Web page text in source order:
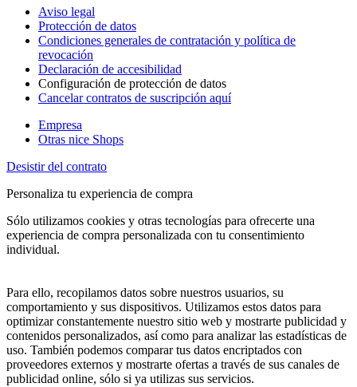
Aviso legal
Protección de datos
Condiciones generales de contratación y política de
revocación
Declaración de accesibilidad
Configuración de protección de datos
Cancelar contratos de suscripción aquí
Empresa
Otras nice Shops
Desistir del contrato
Personaliza tu experiencia de compra
Sólo utilizamos cookies y otras tecnologías para ofrecerte una
experiencia de compra personalizada con tu consentimiento
individual.
Para ello, recopilamos datos sobre nuestros usuarios, su
comportamiento y sus dispositivos. Utilizamos estos datos para
optimizar constantemente nuestro sitio web y mostrarte publicidad y
contenidos personalizados, así como para analizar las estadísticas de
uso. También podemos comparar tus datos encriptados con
proveedores externos y mostrarte ofertas a través de sus canales de
publicidad online, sólo si ya utilizas sus servicios.